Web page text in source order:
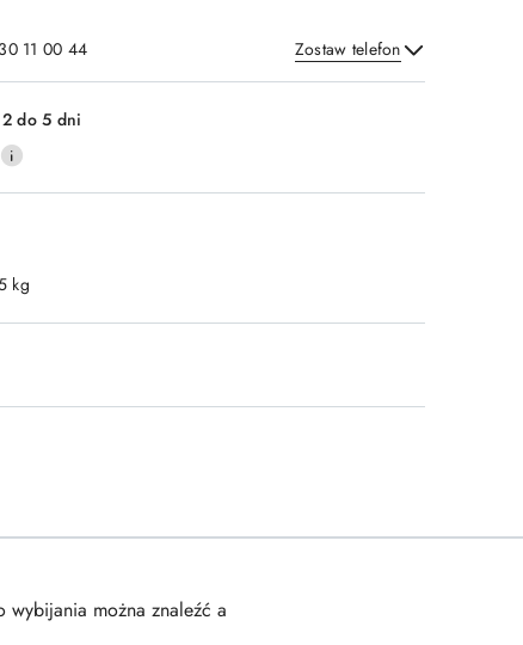
11 00 44 Zostaw telefon
Wyślij
do 5 dni
kg
wybijania można znaleźć a